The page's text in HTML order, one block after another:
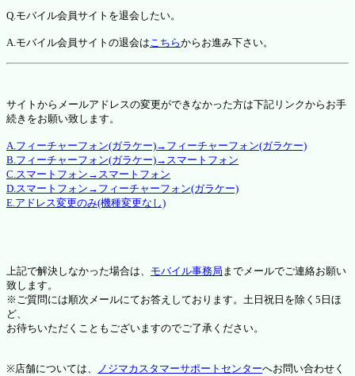
Q.モバイル会員サイトを退会したい。
A.モバイル会員サイトの退会はこちらからお進み下さい。
サイトからメールアドレスの変更ができなかった方は下記リンクからお手
続きをお願い致します。
A.フィーチャーフォン(ガラケー)→フィーチャーフォン(ガラケー)
B.フィーチャーフォン(ガラケー)→スマートフォン
C.スマートフォン→スマートフォン
D.スマートフォン→フィーチャーフォン(ガラケー)
E.アドレス変更のみ(機種変更なし)
上記で解決しなかった場合は、 モバイル事務局 までメールでご連絡お願い
致します。
※ご質問には順次メールにてお答えしております。土日祝日を除く5日ほ
ど、
お待ちいただくこともございますのでご了承ください。
※店舗については、 ノジマカスタマーサポートセンターへお問い合わせく